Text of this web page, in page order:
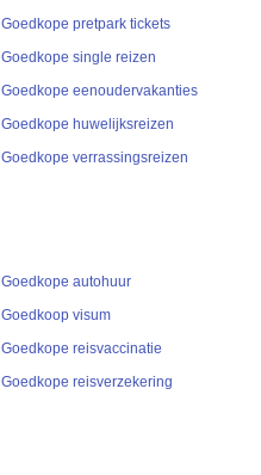
Goedkope pretpark tickets
Goedkope single reizen
Goedkope eenoudervakanties
Goedkope huwelijksreizen
Goedkope verrassingsreizen
Goedkope autohuur
Goedkoop visum
Goedkope reisvaccinatie
Goedkope reisverzekering